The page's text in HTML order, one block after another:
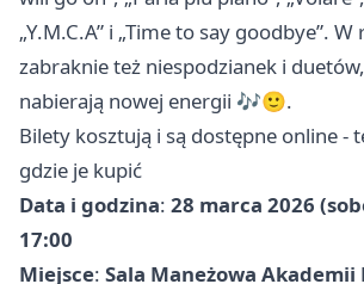
„Y.M.C.A” i „Time to say goodbye”.
zabraknie też niespodzianek i
nabierają nowej energii 🎶🙂.
Bilety kosztują i są dostępne online -
gdzie je kupić
Data i godzina: 28 marca 2026
17:00
Miejsce: Sala Maneżowa Akademii